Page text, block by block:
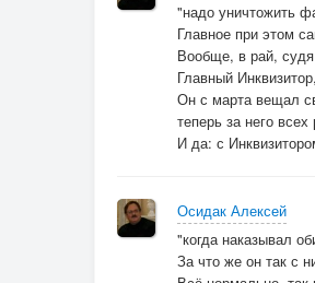
"надо уничтожить
Главное при этом
Вообще, в рай,
Главный
Он с марта вещал
теперь за него всех
И да: с
Осидак Алексей
"когда наказывал
За что же он так с